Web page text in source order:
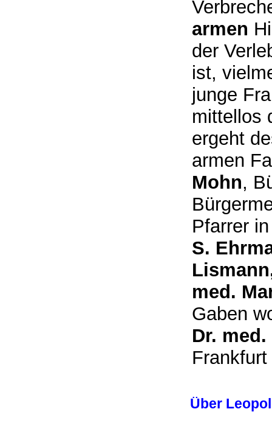
armen
der
ist,
junge
mittellos
ergeht
armen
Mohn,
Pfarrer
S.
med.
Gaben
Dr.
Über